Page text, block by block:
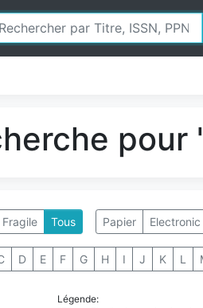
Fragile Tous Papier Electronic
D E F G H I J K L
Légende: